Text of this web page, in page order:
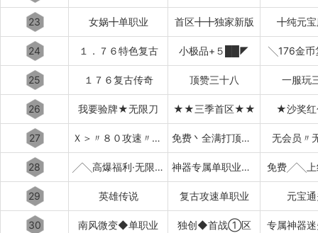
23 女娲╋单职业 首区╋╋独家新版 ╋纯元
24 １．７６特色复古 小极品+５██◤ ╲176金
25 １７６复古传奇 顶赞三十八 一服玩
26 我要验牌★无限刀 ★★三季首区★★ ★沙奖
27 Ｘ＞〃８０攻速〃＜Ｘ 免费丶全满打顶赞▂▃▅▇ 无会员〃
28 ╱╲高爆福利·无限刀╱╲ 神器专属单职业超变中变迷失 免费╱╲上
29 英雄传说 复古攻速单职业 元宝
30 南风微变◆单职业 独创◆首战①区 专属神器